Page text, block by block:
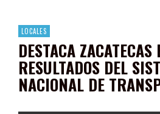
LOCALES
DESTACA ZACATECAS
RESULTADOS DEL
NACIONAL DE